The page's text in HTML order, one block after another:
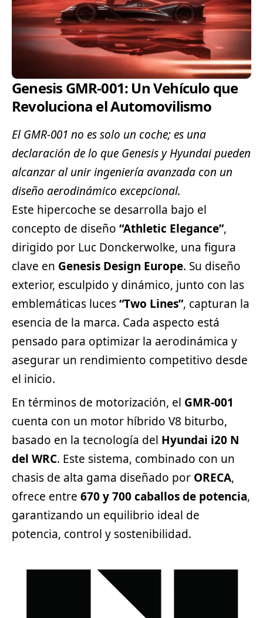
Genesis GMR-001: Un Vehículo que
Revoluciona el Automovilismo
El GMR-001 no es solo un coche; es una
declaración de lo que Genesis yHyundaipueden
alcanzar al unir ingeniería avanzada con un
diseño aerodinámico excepcional.
Este hipercoche se desarrolla bajo el
concepto de diseño “Athletic Elegance”,
dirigido por Luc Donckerwolke, una figura
clave en Genesis Design Europe. Su diseño
exterior, esculpido y dinámico, junto con las
emblemáticas luces“Two Lines”, capturan la
esencia de la marca. Cada aspecto está
pensado para optimizar la aerodinámica y
asegurar un rendimiento competitivo desde
el inicio.
En términos de motorización, el GMR-001
cuenta con un motor híbrido V8 biturbo,
basado en la tecnología del Hyundai i20 N
del WRC. Este sistema, combinado con un
chasis de alta gama diseñado por ORECA,
ofrece entre 670 y 700 caballos de potencia,
garantizando un equilibrio ideal de
potencia, control y sostenibilidad.